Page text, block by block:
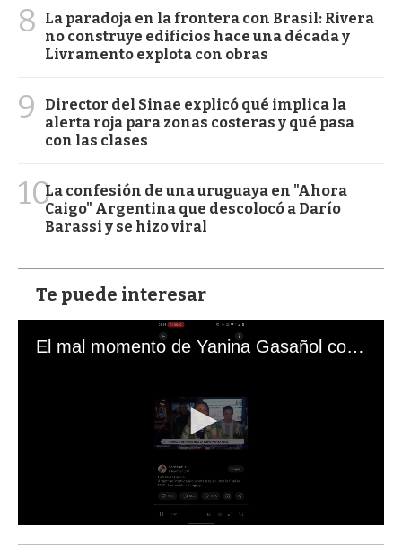
8
La paradoja en la frontera con Brasil: Rivera
no construye edificios hace una década y
Livramento explota con obras
9
Director del Sinae explicó qué implica la
alerta roja para zonas costeras y qué pasa
con las clases
10La confesión de una uruguaya en "Ahora
Caigo" Argentina que descolocó a Darío
Barassi y se hizo viral
Te puede interesar
El mal momento de Yanina Gasañol con un hincha argentino en "Subrayado"
s